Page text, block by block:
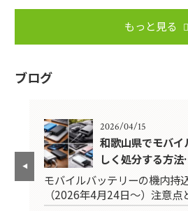
もっと見る
ブログ
2026/04/15
和歌山県でモバ
しく処分する方
モバイルバッテリーの機内持
（2026年4月24日～）注意